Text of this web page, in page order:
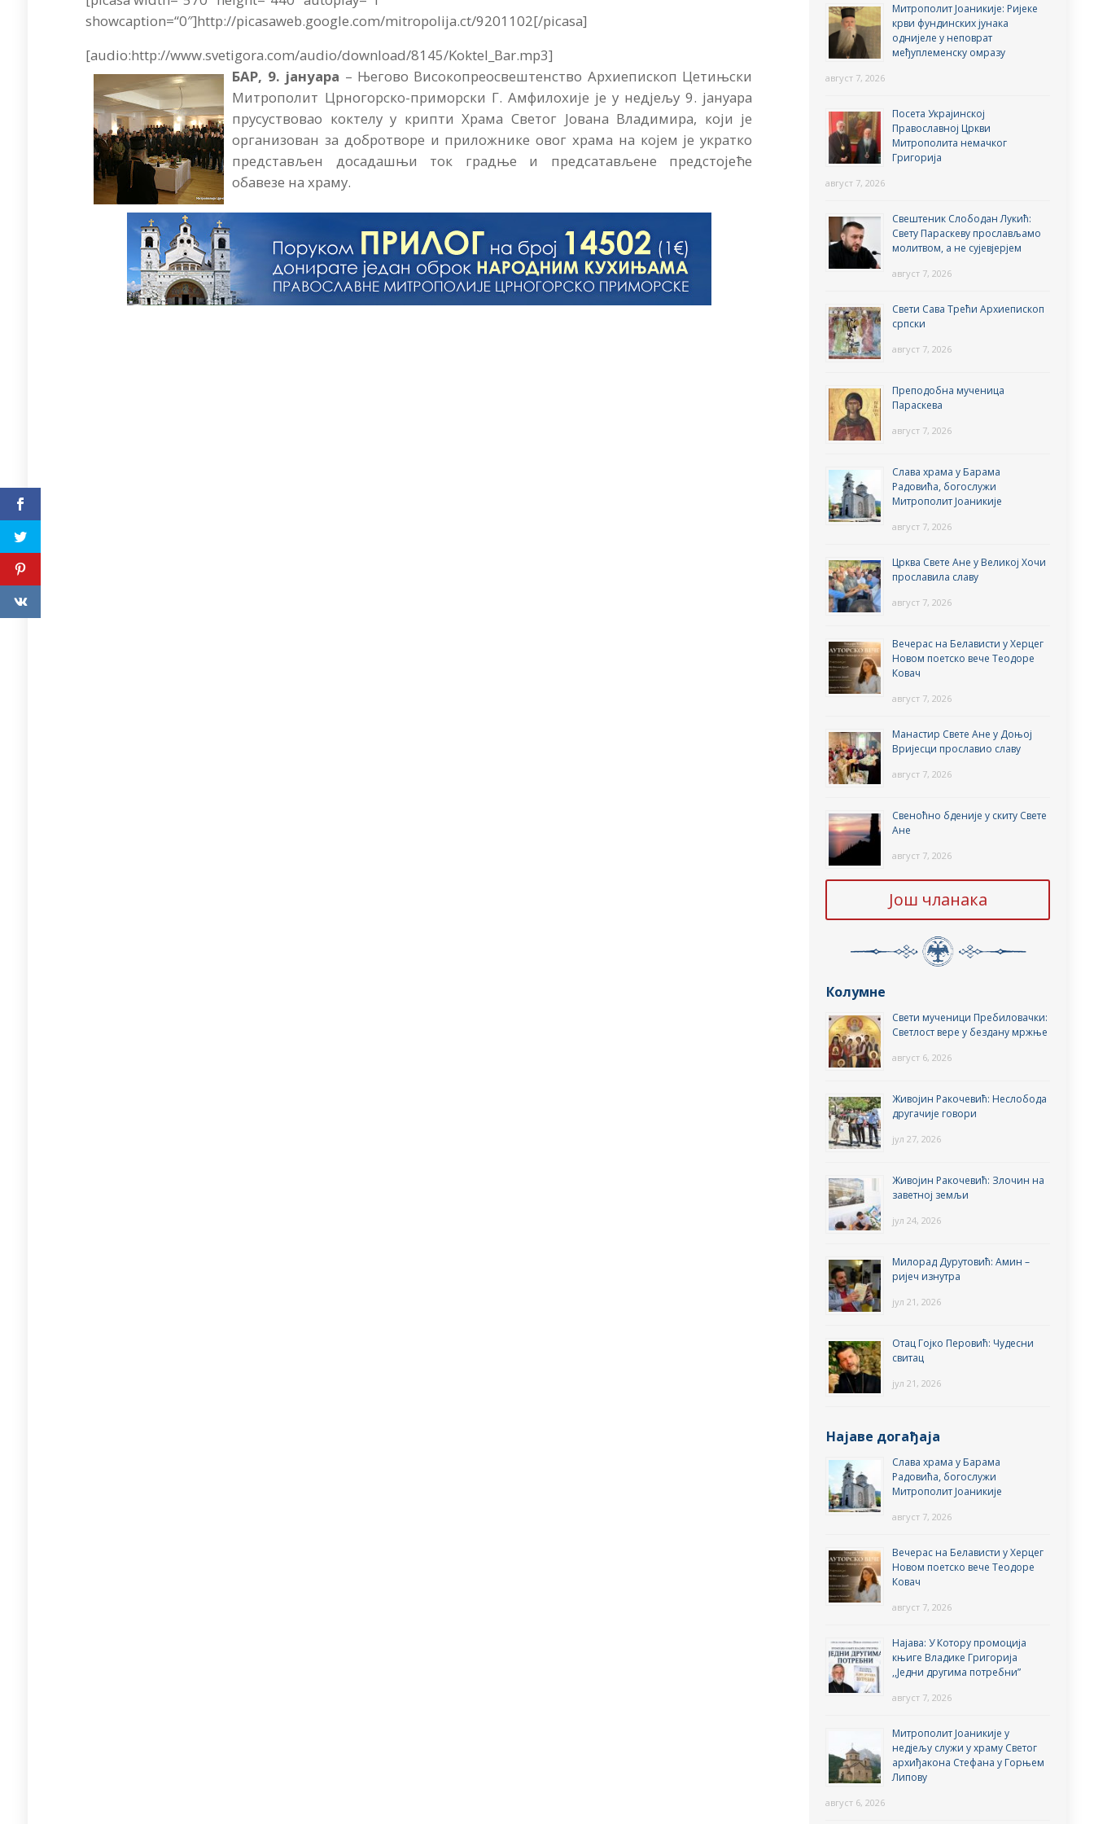
showcaption=“0″]http://picasaweb.google.com/mitropolija.ct/9201102[/picasa]
[audio:http://www.svetigora.com/audio/download/8145/Koktel_Bar.mp3]
БАР, 9. јануара – Његово Високопреосвештенство Архиепископ Цетињски
Митрополит Црногорско-приморски Г. Амфилохије је у недјељу 9. јануара
прусуствовао коктелу у крипти Храма Светог Јована Владимира, који је
организован за добротворе и приложнике овог храма на којем је укратко
представљен досадашњи ток градње и предсатављене предстојеће
обавезе на храму.
Митрополит Јоаникије: Ријеке
крви фундинских јунака
однијеле у неповрат
међуплеменску омразу
август 7, 2026
Посета Украјинској
Православној Цркви
Митрополита немачког
Григорија
август 7, 2026
Свештеник Слободан Лукић:
Свету Параскеву прослављамо
молитвом, а не сујевјерјем
август 7, 2026
Свети Сава Трећи Архиепископ
српски
август 7, 2026
Преподобна мученица
Параскева
август 7, 2026
Слава храма у Барама
Радовића, богослужи
Митрополит Јоаникије
август 7, 2026
Црква Свете Ане у Великој Хочи
прославила славу
август 7, 2026
Вечерас на Белависти у Херцег
Новом поетско вече Теодоре
Ковач
август 7, 2026
Манастир Свете Ане у Доњој
Вријесци прославио славу
август 7, 2026
Свеноћно бденије у скиту Свете
Ане
август 7, 2026
Још чланака
Колумне
Свети мученици Пребиловачки:
Светлост вере у бездану мржње
август 6, 2026
Живојин Ракочевић: Неслобода
другачије говори
јул 27, 2026
Живојин Ракочевић: Злочин на
заветној земљи
јул 24, 2026
Милорад Дурутовић: Амин –
ријеч изнутра
јул 21, 2026
Отац Гојко Перовић: Чудесни
свитац
јул 21, 2026
Најаве догађаја
Слава храма у Барама
Радовића, богослужи
Митрополит Јоаникије
август 7, 2026
Вечерас на Белависти у Херцег
Новом поетско вече Теодоре
Ковач
август 7, 2026
Најава: У Котору промоција
књиге Владике Григорија
,,Једни другима потребни”
август 7, 2026
Митрополит Јоаникије у
недјељу служи у храму Светог
архиђакона Стефана у Горњем
Липову
август 6, 2026